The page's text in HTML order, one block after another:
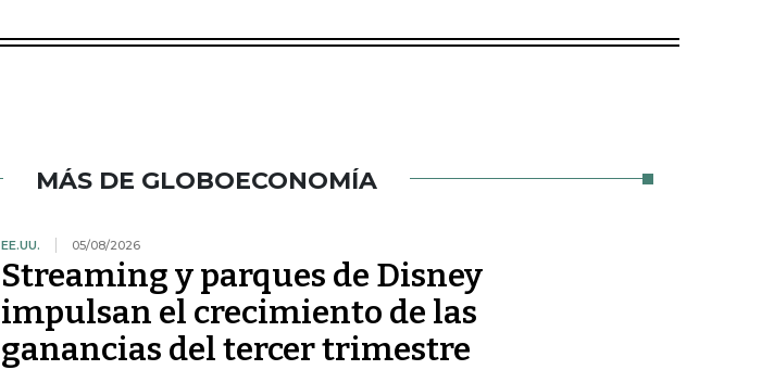
MÁS DE GLOBOECONOMÍA
EE.UU. 05/08/2026
Streaming y parques de Disney
impulsan el crecimiento de las
ganancias del tercer trimestre